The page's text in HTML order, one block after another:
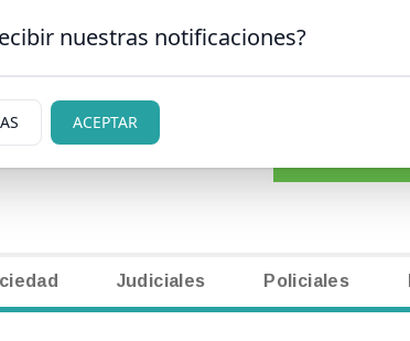
DE BARILOCHE CLASIFICADOS
Judiciales Policiales
nuestras notificaciones?
ACEPTAR